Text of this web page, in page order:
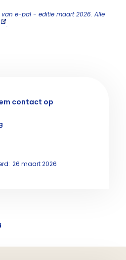
van e-pal - editie maart 2026. Alle
.
contact op
26 maart 2026